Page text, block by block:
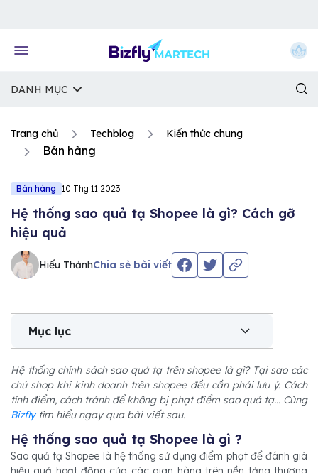
DANH MỤC
Trang chủ Techblog Kiến thức chung
Bán hàng
Bán hàng 10 Thg 11 2023
Hệ thống sao quả tạ Shopee là gì? Cách gỡ
hiệu quả
Hiếu ThảnhChia sẻ bài viết
Mục lục
Hệ thống chính sách sao quả tạ trên shopee là gì? Tại sao các
chủ shop khi kinh doanh trên shopee đều cần phải lưu ý. Cách
tính điểm, cách tránh để không bị phạt điểm sao quả tạ... Cùng
Bizflytìm hiểu ngay qua bài viết sau.
Hệ thống sao quả tạ Shopee là gì ?
Sao quả tạ Shopee là hệ thống sử dụng điểm phạt để đánh giá